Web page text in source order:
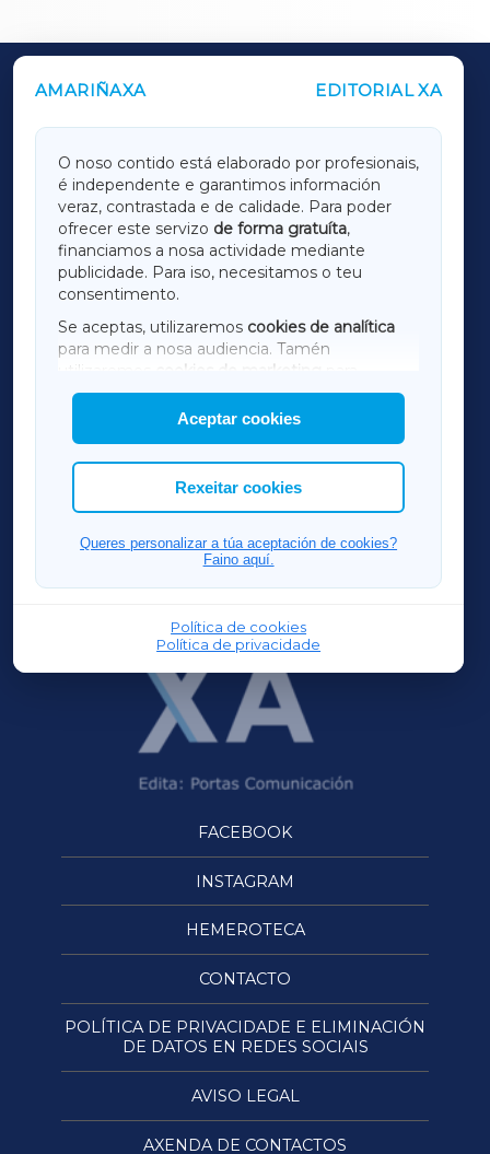
AMARIÑAXA EDITORIAL XA
O noso contido está elaborado por profesionais,
é independente e garantimos información
veraz, contrastada e de calidade. Para poder
ofrecer este servizo de forma gratuíta,
financiamos a nosa actividade mediante
publicidade. Para iso, necesitamos o teu
consentimento.
Se aceptas, utilizaremos cookies de analítica
para medir a nosa audiencia. Tamén
utilizaremos
cookies de marketing
mostrar publicidade de terceiros.
Así mesmo, podes personalizar a elección das
cookies que desexas permitir.
Aceptar cookies
Rexeitar cookies
Queres personalizar a túa aceptación de cookies?
Faino aquí.
Política de cookies
Política de privacidade
OUTROS PERIÓDICOS
LUGOXA
TERRACHAXA
AMARIÑAXA
RIBEIRASACRAXA
ACORUÑAXA
FERROLXA
OURENSEXA
FACEBOOK
INSTAGRAM
HEMEROTECA
CONTACTO
POLÍTICA DE PRIVACIDADE E ELIMINACIÓN
DE DATOS EN REDES SOCIAIS
AVISO LEGAL
AXENDA DE CONTACTOS